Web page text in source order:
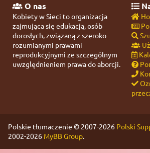
O nas
Kobiety w Sieci to organizacja
zajmująca się edukacją, osób
dorosłych, związaną z szeroko
rozumianymi prawami
reprodukcyjnymi ze szczególnym
uwzględnieniem prawa do aborcji.
Polskie tłumaczenie © 2007-2026 Polski
2002-2026 MyBB Group.